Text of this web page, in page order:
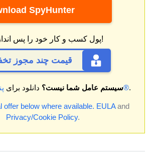
SpyHunter
پول کسب و کار خود را پس انداز کنید!
قیمت چند مجوز
سیستم عامل شما نیست؟ دانلود برای مک®.
offer below where available. EULAand
Privacy/Cookie Policy.